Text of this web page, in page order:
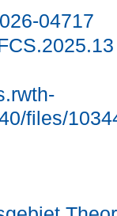
04717
files/